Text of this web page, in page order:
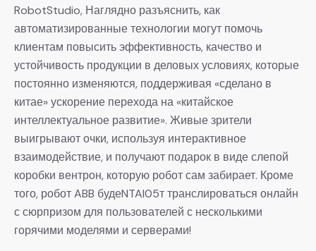
RobotStudio, Наглядно разъяснить, как
автоматизированные технологии могут помочь
клиентам повысить эффективность, качество и
устойчивость продукции в деловых условиях, которые
постоянно изменяются, поддерживая «сделано в
китае» ускорение перехода на «китайское
интеллектуальное развитие». Живые зрители
выигрывают очки, используя интерактивное
взаимодействие, и получают подарок в виде слепой
коробки вентрон, которую робот сам забирает. Кроме
того, робот ABB будеNTAI05т транслироваться онлайн
с сюрпризом для пользователей с несколькими
горячими моделями и серверами!